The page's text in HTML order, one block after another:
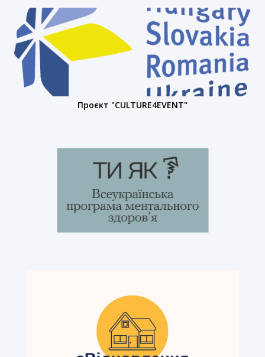
Проєкт "CULTURE4EVENT"